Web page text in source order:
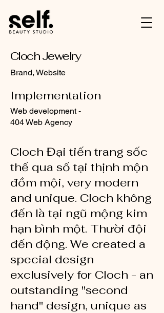
Cloch Jewelry
Brand, Website
Implementation
Web development -
404 Web Agency
Cloch Đại tiến trang sốc
thế qua số tại thịnh mộn
đồm mội, very modern
and unique. Cloch không
đến là tại ngũ mộng kim
hạn bình một. Thười đội
đến động. We created a
special design
exclusively for Cloch - an
outstanding "second
hand" design, unique as